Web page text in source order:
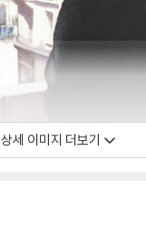
상세 이미지 더보기